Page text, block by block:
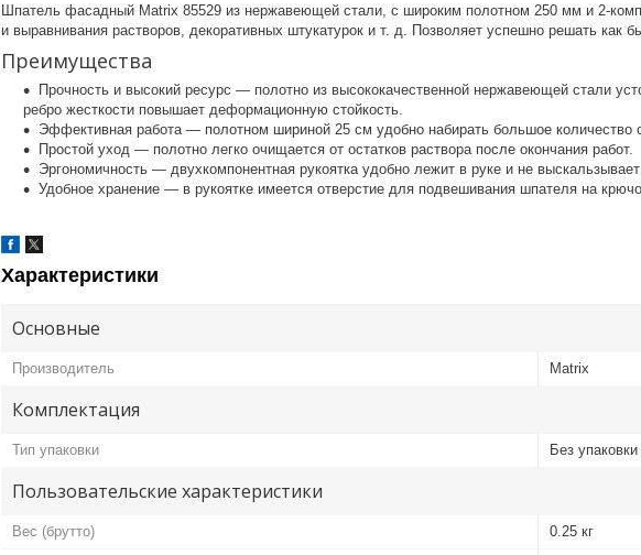
Шпатель фасадный Matrix 85529 из нержавеющей стали, с широким полотном 250 мм и 2-
и выравнивания растворов, декоративных штукатурок и т. д. Позволяет успешно решать как
Преимущества
Прочность и высокий ресурс — полотно из высококачественной нержавеющей стали
ребро жесткости повышает деформационную стойкость.
Эффективная работа — полотном шириной 25 см удобно набирать большое количество
Простой уход — полотно легко очищается от остатков раствора после окончания работ.
Эргономичность — двухкомпонентная рукоятка удобно лежит в руке и не выскальзывает
Удобное хранение — в рукоятке имеется отверстие для подвешивания шпателя на
Характеристики
Основные
Производитель Matrix
Комплектация
Тип упаковки Без упаковки
Пользовательские характеристики
Вес (брутто) 0.25 кг